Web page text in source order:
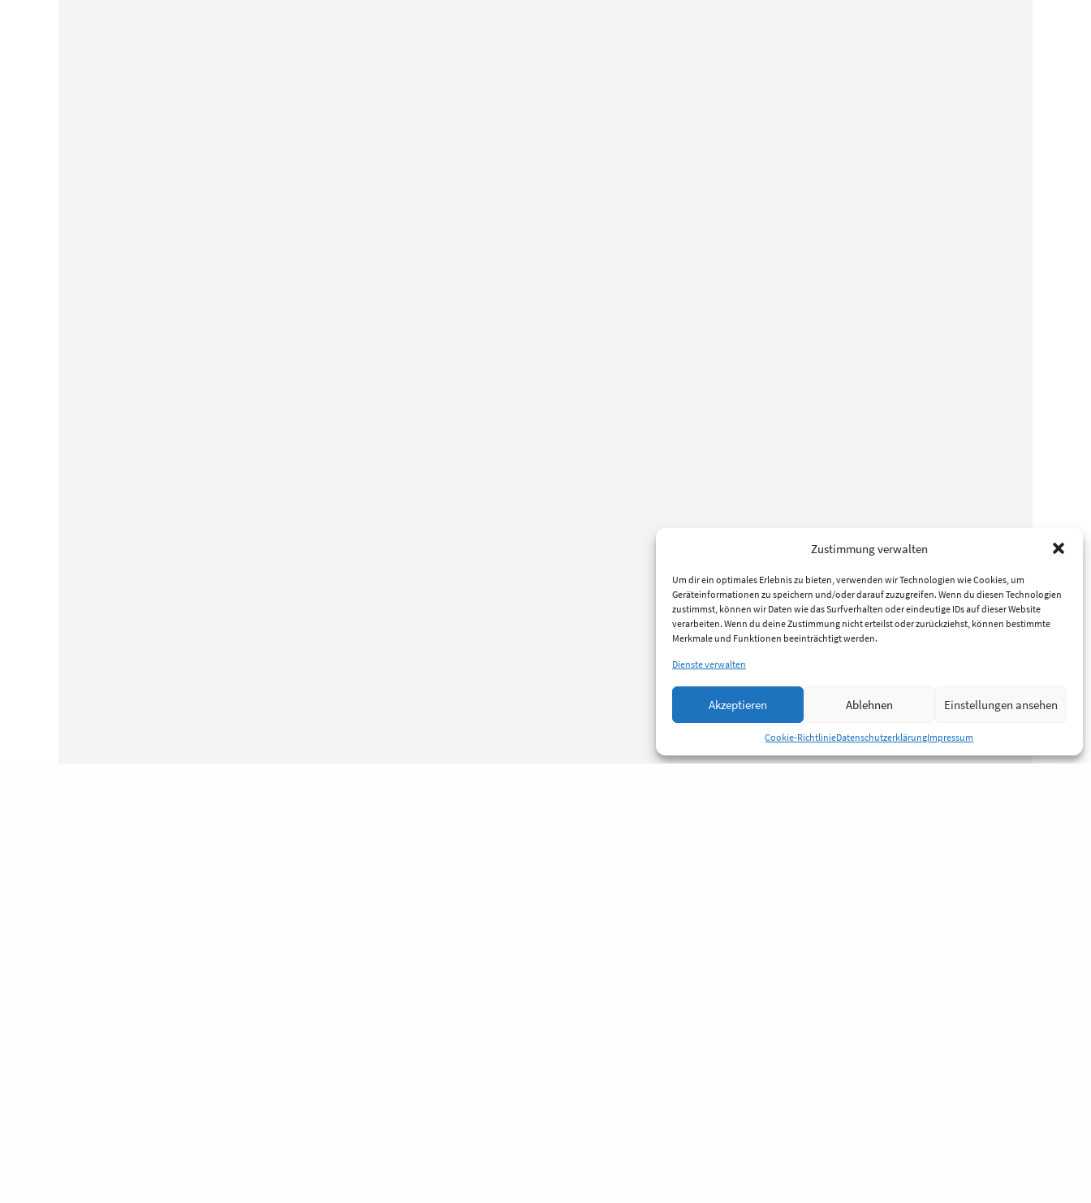
Zustimmung verwalten
Um dir ein optimales Erlebnis zu bieten, verwenden wir Technologien wie Cookies, um
Geräteinformationen zu speichern und/oder darauf zuzugreifen. Wenn du diesen Technologien
zustimmst, können wir Daten wie das Surfverhalten oder eindeutige IDs auf dieser Website
verarbeiten. Wenn du deine Zustimmung nicht erteilst oder zurückziehst, können bestimmte
Merkmale und Funktionen beeinträchtigt werden.
Dienste verwalten
Akzeptieren Ablehnen Einstellungen ansehen
Cookie-RichtlinieDatenschutzerklärungImpressum